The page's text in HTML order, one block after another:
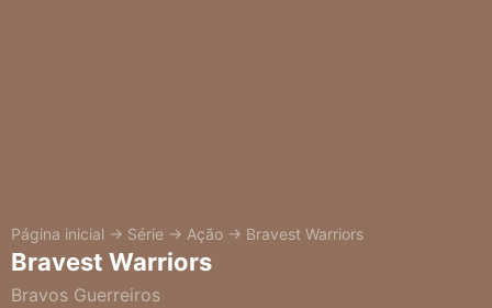
Página inicial → Série → Ação → Bravest Warriors
Bravest Warriors
Bravos Guerreiros